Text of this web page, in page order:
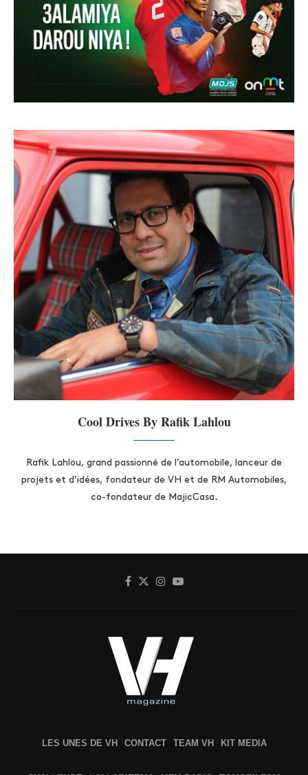
Cool Drives By Rafik Lahlou
Rafik Lahlou, grand passionné de l’automobile, lanceur de
projets et d’idées, fondateur de VH et de RM Automobiles,
co-fondateur de MajicCasa.
LES UNES DE VH CONTACT TEAM VH KIT MEDIA